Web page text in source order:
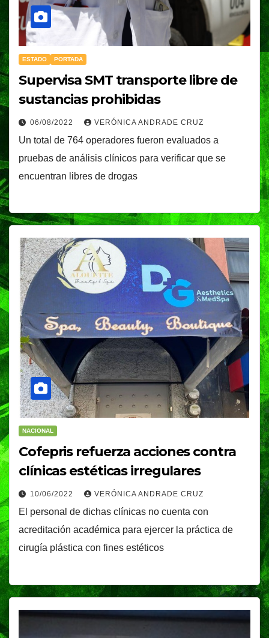
ESTADO PORTADA
Supervisa SMT transporte libre de
sustancias prohibidas
06/08/2022 VERÓNICA ANDRADE CRUZ
Un total de 764 operadores fueron evaluados a
pruebas de análisis clínicos para verificar que se
encuentran libres de drogas
NACIONAL
Cofepris refuerza acciones contra
clínicas estéticas irregulares
10/06/2022 VERÓNICA ANDRADE CRUZ
El personal de dichas clínicas no cuenta con
acreditación académica para ejercer la práctica de
cirugía plástica con fines estéticos